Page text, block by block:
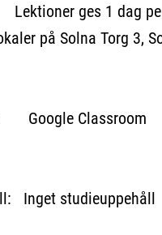
ges 1 dag per
på Solna Torg 3,
Google Classroom
Inget studieuppehåll